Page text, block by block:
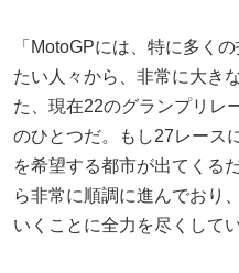
「MotoGPには、特に多く
たい人々から、非常に大き
た、現在22のグランプリレ
のひとつだ。もし27レース
を希望する都市が出てくる
ら非常に順調に進んでおり
いくことに全力を尽くしてい